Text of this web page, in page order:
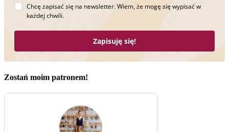
Chcę zapisać się na newsletter. Wiem, że mogę się wypisać w
każdej chwili.
Zapisuję się!
Zostań moim patronem!